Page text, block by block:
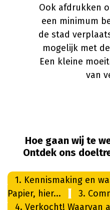
Ook afdrukken
een minimum
de stad
mogelijk met
Een kleine
van
Hoe gaan wij te
Ontdek ons
1. Kennismaking en
Papier, hier...
3.
4. Verkocht! Waarvan